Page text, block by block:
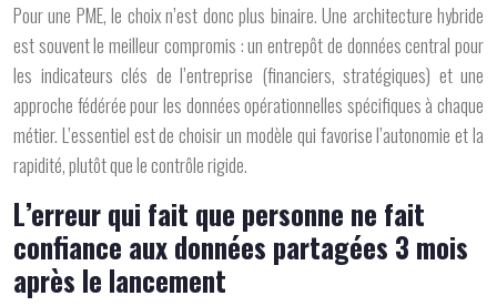
Pour une PME, le choix n’est donc plus binaire. Une architecture hybride
est souvent le meilleur compromis : un entrepôt de données central pour
les indicateurs clés de l’entreprise (financiers, stratégiques) et une
approche fédérée pour les données opérationnelles spécifiques à chaque
métier. L’essentiel est de choisir un modèle qui favorise l’autonomie et la
rapidité, plutôt que le contrôle rigide.
L’erreur qui fait que personne ne fait
confiance aux données partagées 3 mois
après le lancement